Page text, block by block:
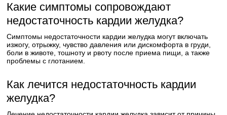
Какие симптомы сопровождают
недостаточность кардии желудка?
Симптомы недостаточности кардии желудка могут включать
изжогу, отрыжку, чувство давления или дискомфорта в груди,
боли в животе, тошноту и рвоту после приема пищи, а также
проблемы с глотанием.
Как лечится недостаточность кардии
желудка?